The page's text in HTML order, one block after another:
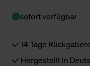
sofort verfügbar
14 Tage
Hergestellt in